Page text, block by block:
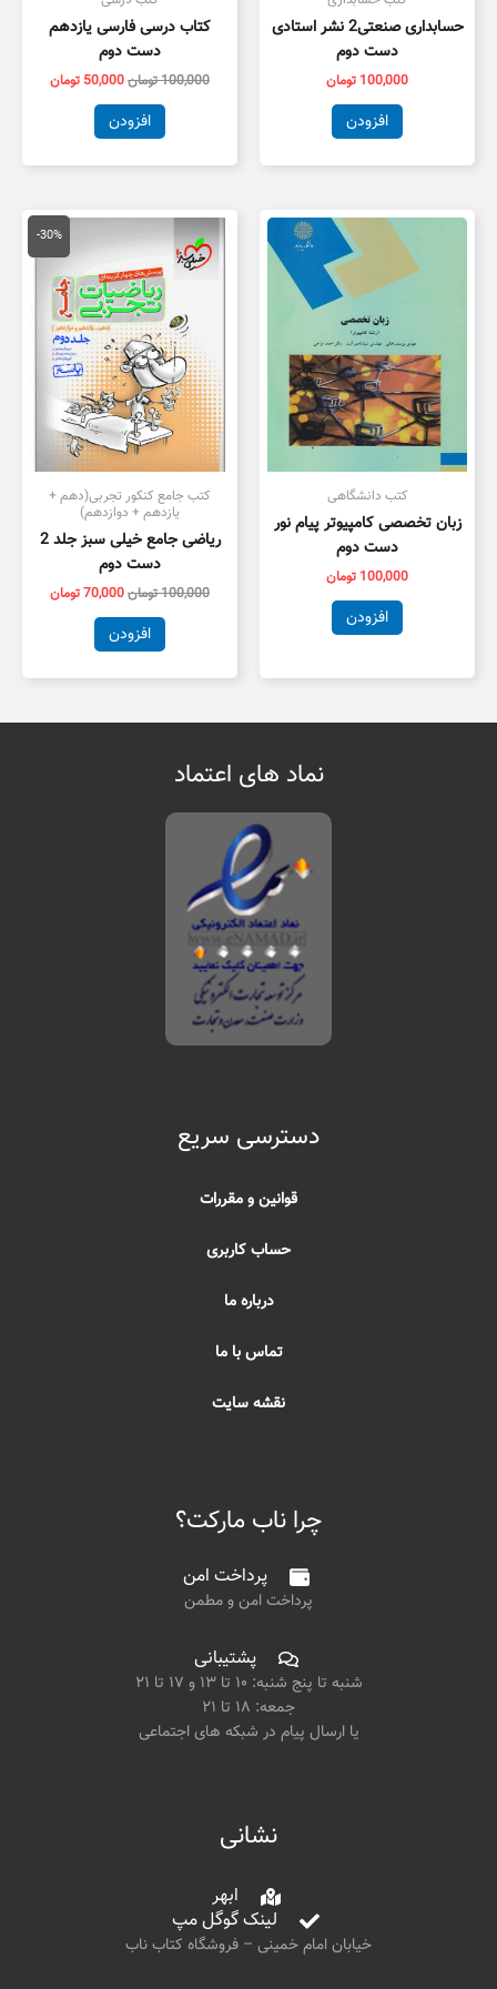
حسابداری صنعتی2 نشر استادی
دست دوم
100,000 تومان
افزودن
کتاب درسی فارسی یازدهم
دست دوم
100,000تومان50,000 تومان
افزودن
کتب دانشگاهی
زبان تخصصی کامپیوتر پیام نور
دست دوم
100,000 تومان
افزودن
-30%
کتب جامع کنکور تجربی(دهم +
یازدهم + دوازدهم)
ریاضی جامع خیلی سبز جلد 2
دست دوم
100,000تومان
قیمت
100,000 تومان
بود.
70,000تومان
قیمت
فعلی
افزودن
نماد های اعتماد
دسترسی سریع
قوانین و مقررات
حساب کاربری
درباره ما
تماس با ما
نقشه سایت
چرا ناب مارکت؟
پرداخت امن
پرداخت امن و مطمن
پشتیبانی
شنبه تا پنج شنبه: ۱۰ تا ۱۳ و ۱۷ تا ۲۱
جمعه: ۱۸ تا ۲۱
یا ارسال پیام در شبکه های اجتماعی
نشانی
ابهر
لینک گوگل مپ
خیابان امام خمینی – فروشگاه کتاب ناب